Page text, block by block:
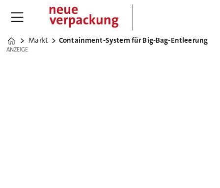
Home
Markt Containment-System für Big-Bag-Entleerung
ANZEIGE
ANZEIGE